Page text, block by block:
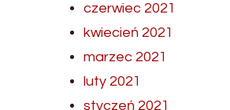
czerwiec 2021
kwiecień 2021
marzec 2021
luty 2021
styczeń 2021